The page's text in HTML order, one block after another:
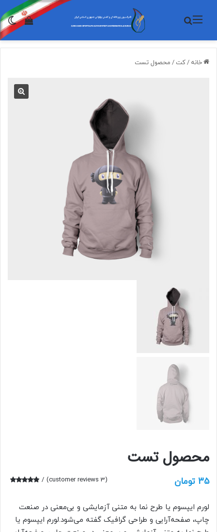
منو جستجو برای
خانه /کت / محصول تست
محصول تست
امتیازدهی
(
3 35 تومان
لورم ایپسوم یا طرح‌ نما به متنی آزمایشی و بی‌معنی در صنعت
چاپ، صفحه‌آرایی و طراحی گرافیک گفته می‌شود.لورم ایپسوم یا